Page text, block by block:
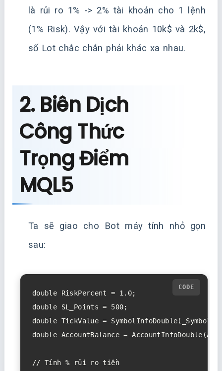
là rủi ro 1% -> 2% tài khoản cho 1 lệnh
(1% Risk). Vậy với tài khoản 10k$ và 2k$,
số Lot chắc chắn phải khác xa nhau.
2. Biên Dịch
Công Thức
Trọng Điểm
MQL5
Ta sẽ giao cho Bot máy tính nhỏ gọn
sau:
double RiskPercent = 1.0;
double SL_Points = 500;
double TickValue = SymbolInfoDouble(_Symbol,
double AccountBalance =
// Tính % rủi ro tiền